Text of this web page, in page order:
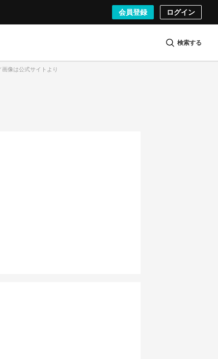
会員登録 ログイン
検索する
像は公式サイトより